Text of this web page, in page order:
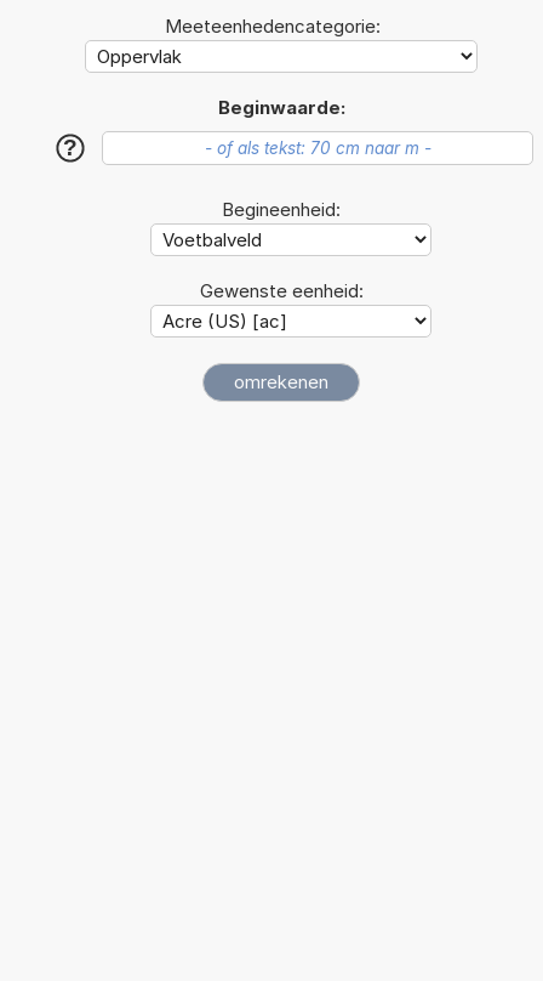
Meeteenhedencategorie:
Beginwaarde:
?
Begineenheid:
Gewenste eenheid: